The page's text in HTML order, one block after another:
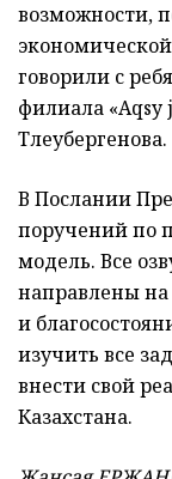
возможности,
говорили с
филиала «Aqsy
Тлеубергенова.
В Послании
поручений по
модель. Все
направлены
и
изучить все
внести свой
Казахстана.